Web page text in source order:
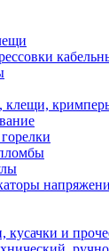
клещи,
кусачки и